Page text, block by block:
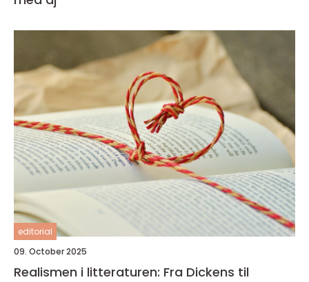
editorial
09. October 2025
Realismen i litteraturen: Fra Dickens til